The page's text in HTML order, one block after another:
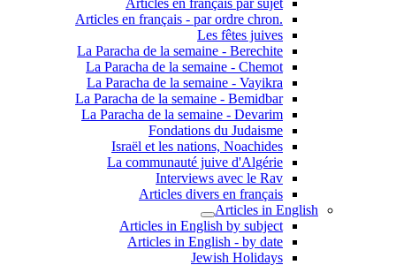
Articles en français par sujet
.Articles en français - par ordre chron
Les fêtes juives
La Paracha de la semaine - Berechite
La Paracha de la semaine - Chemot
La Paracha de la semaine - Vayikra
La Paracha de la semaine - Bemidbar
La Paracha de la semaine - Devarim
Fondations du Judaisme
Israël et les nations, Noachides
La communauté juive d'Algérie
Interviews avec le Rav
Articles divers en français
Articles in English
Articles in English by subject
Articles in English - by date
Jewish Holidays